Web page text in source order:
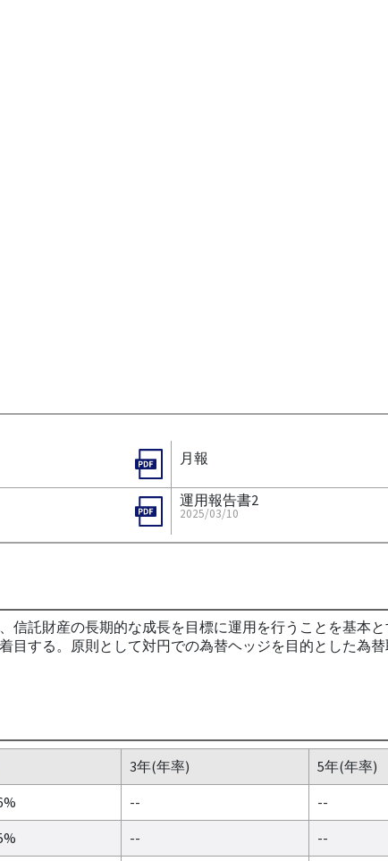
月報
運用報告書2
2025/03/10
託財産の長期的な成長を目標に運用を行うことを基本
目する。原則として対円での為替ヘッジを目的とした為
3年(年率) 5年(年率)
-- --
-- --